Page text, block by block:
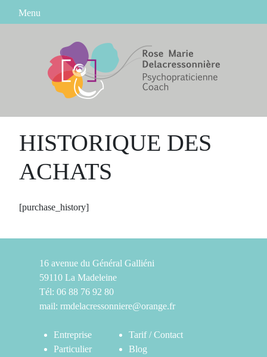
Menu
HISTORIQUE DES
ACHATS
[purchase_history]
16 avenue du Général Galliéni
59110 La Madeleine
Tél: 06 88 76 92 80
mail: rmdelacressonniere@orange.fr
Entreprise
Particulier
Tarif / Contact
Blog